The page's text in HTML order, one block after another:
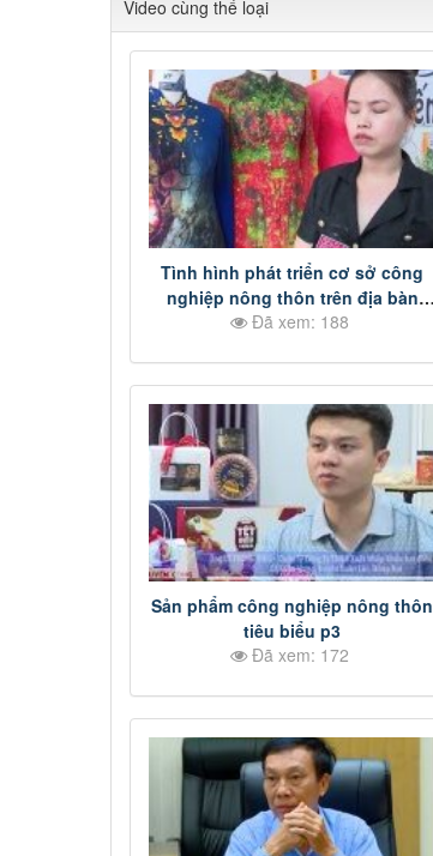
Video cùng thể loại
Tình hình phát triển cơ sở công
nghiệp nông thôn trên địa bàn
huyện Thống Nhất p2
Đã xem: 188
Sản phẩm công nghiệp nông thôn
tiêu biểu p3
Đã xem: 172